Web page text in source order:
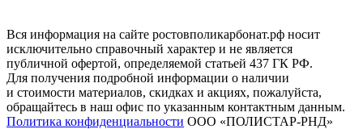
Вся информация на сайте ростовполикарбонат.рф носит
исключительно справочный характер и не является
публичной офертой, определяемой статьей 437 ГК РФ.
Для получения подробной информации о наличии
и стоимости материалов, скидках и акциях, пожалуйста,
обращайтесь в наш офис по указанным контактным данным.
Политика конфиденциальности ООО «ПОЛИСТАР-РНД»